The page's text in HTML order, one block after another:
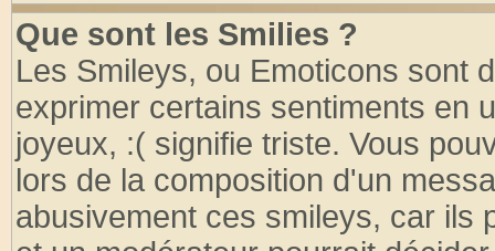
Que sont les Smilies ?
Les Smileys, ou Emoticons sont
exprimer certains sentiments en
joyeux, :( signifie triste. Vous
lors de la composition d'un
abusivement ces smileys, car ils